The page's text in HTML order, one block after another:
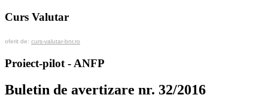
Curs Valutar
oferit de: curs-valutar-bnr.ro
Proiect-pilot - ANFP
Buletin de avertizare nr. 32/2016